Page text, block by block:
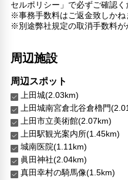
セルポリシー」で必ずご確認く
※事務手数料はご返金致しかね
※別途弊社規定の取消手数料が
周辺施設
周辺スポット
上田城(2.03km)
上田城南宮倉北谷倉櫓門
上田市立美術館(2.07km)
上田駅観光案内所(1.45km)
城南医院(1.11km)
眞田神社(2.04km)
真田幸村の騎馬像(1.5km)